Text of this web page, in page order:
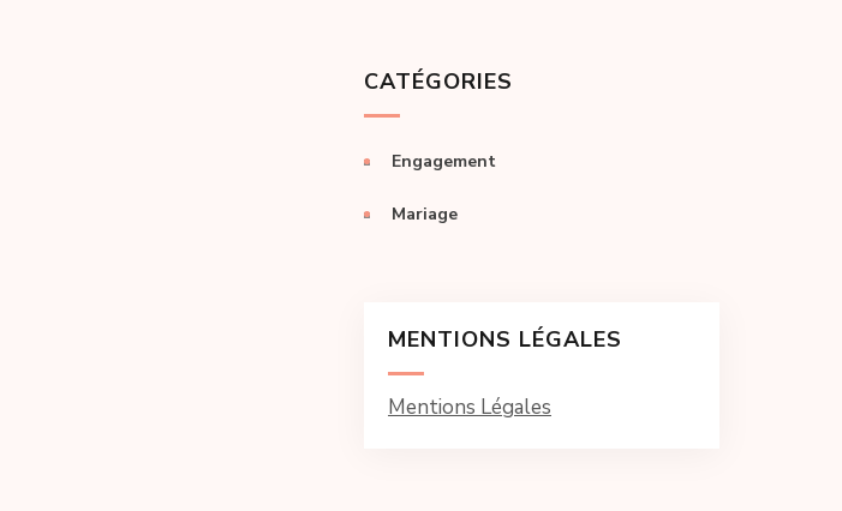
CATÉGORIES
Engagement
Mariage
MENTIONS LÉGALES
Mentions Légales